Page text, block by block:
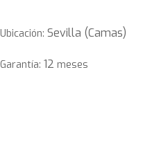
Ubicación: Sevilla (Camas)
Garantía: 12 meses